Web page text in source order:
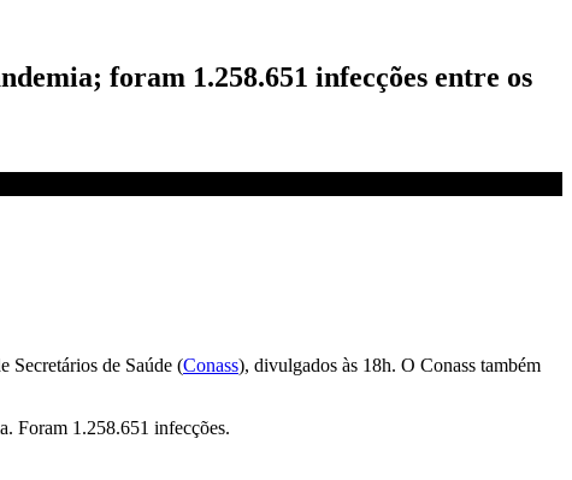
foram 1.258.651 infecções entre os
Secretários de Saúde (Conass), divulgados às 18h. O Conass também
Foram 1.258.651 infecções.